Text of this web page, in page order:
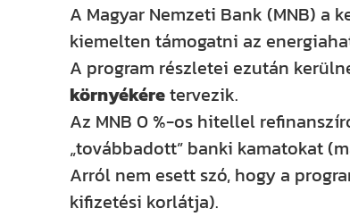
A Magyar Nemzeti Bank (MNB) a
kiemelten támogatni az
A program részletei ezután
környékéretervezik.
Az MNB 0 %-os hitellel
„továbbadott” banki kamatokat
Arról nem esett szó, hogy a
kifizetési korlátja).